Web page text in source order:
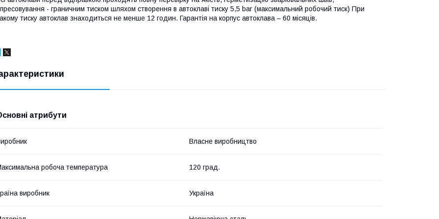
- граничним тиском шляхом створення в автоклаві тиску 5,5 bar (максимальний робочий тиск) При
тиску автоклав знаходиться не менше 12 годин. Гарантія на корпус автоклава – 60 місяців.
атрибути
Власне виробництво
робоча температура 120 град.
виробник Україна